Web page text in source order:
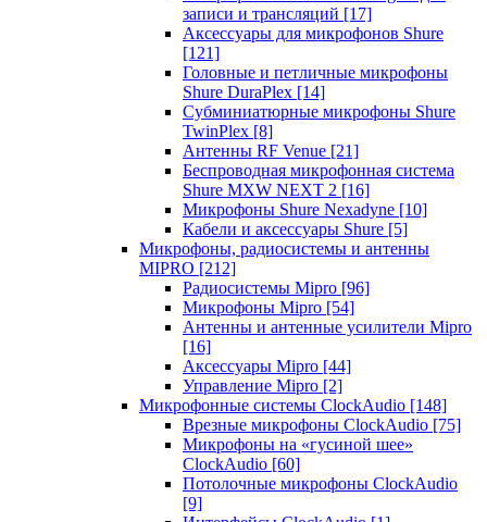
записи и трансляций [17]
Аксессуары для микрофонов Shure
[121]
Головные и петличные микрофоны
Shure DuraPlex [14]
Субминиатюрные микрофоны Shure
TwinPlex [8]
Антенны RF Venue [21]
Беспроводная микрофонная система
Shure MXW NEXT 2 [16]
Микрофоны Shure Nexadyne [10]
Кабели и аксессуары Shure [5]
Микрофоны, радиосистемы и антенны
MIPRO [212]
Радиосистемы Mipro [96]
Микрофоны Mipro [54]
Антенны и антенные усилители Mipro
[16]
Аксессуары Mipro [44]
Управление Mipro [2]
Микрофонные системы ClockAudio [148]
Врезные микрофоны ClockAudio [75]
Микрофоны на «гусиной шее»
ClockAudio [60]
Потолочные микрофоны ClockAudio
[9]